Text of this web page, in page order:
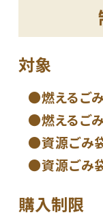
対象
燃えるごみ
燃えるごみ
資源ごみ袋
資源ごみ袋
購入制限